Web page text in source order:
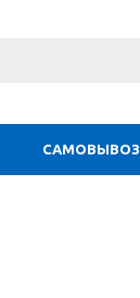
САМОВЫВОЗ